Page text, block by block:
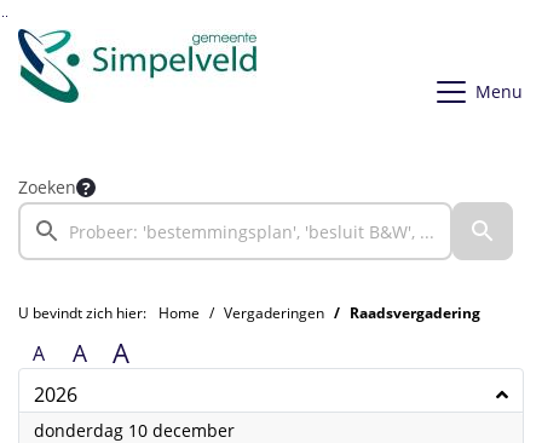
Ga naar de inhoud van deze pagina
Ga naar het zoeken
Ga naar het menu
Menu
Zoeken
U bevindt zich hier: Home Vergaderingen Raadsvergadering
A A A
2026
donderdag 10 december2026